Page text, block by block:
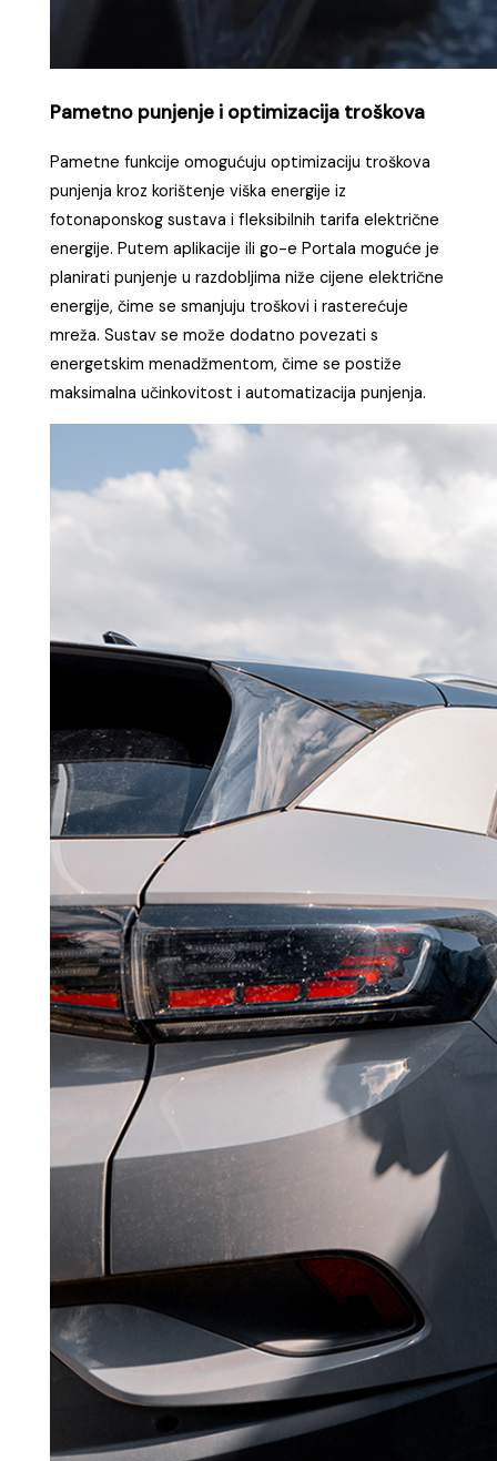
Pametno punjenje i optimizacija troškova
Pametne funkcije omogućuju optimizaciju troškova
punjenja kroz korištenje viška energije iz
fotonaponskog sustava i fleksibilnih tarifa električne
energije. Putem aplikacije ili go-e Portala moguće je
planirati punjenje u razdobljima niže cijene električne
energije, čime se smanjuju troškovi i rasterećuje
mreža. Sustav se može dodatno povezati s
energetskim menadžmentom, čime se postiže
maksimalna učinkovitost i automatizacija punjenja.